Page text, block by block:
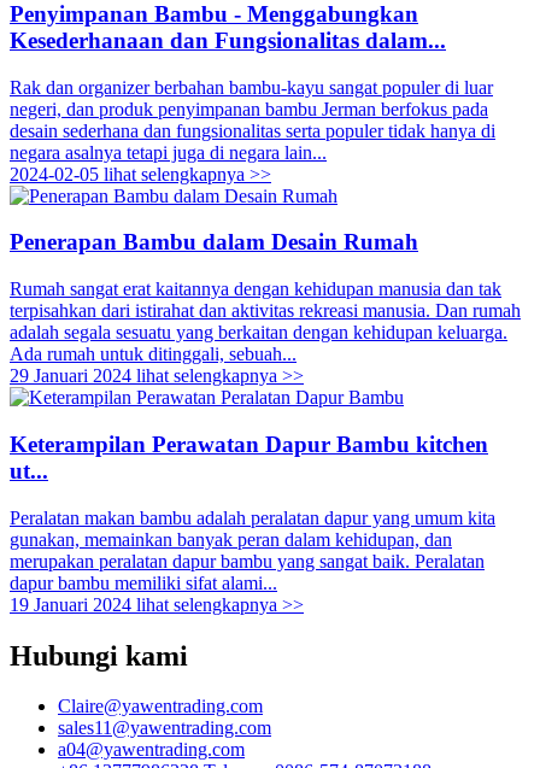
Penyimpanan Bambu - Menggabungkan
Kesederhanaan dan Fungsionalitas dalam...
Rak dan organizer berbahan bambu-kayu sangat populer di luar
negeri, dan produk penyimpanan bambu Jerman berfokus pada
desain sederhana dan fungsionalitas serta populer tidak hanya di
negara asalnya tetapi juga di negara lain...
2024-02-05 lihat selengkapnya >>
Penerapan Bambu dalam Desain Rumah
Rumah sangat erat kaitannya dengan kehidupan manusia dan tak
terpisahkan dari istirahat dan aktivitas rekreasi manusia. Dan rumah
adalah segala sesuatu yang berkaitan dengan kehidupan keluarga.
Ada rumah untuk ditinggali, sebuah...
29 Januari 2024 lihat selengkapnya >>
Keterampilan Perawatan Dapur Bambu kitchen
ut...
Peralatan makan bambu adalah peralatan dapur yang umum kita
gunakan, memainkan banyak peran dalam kehidupan, dan
merupakan peralatan dapur bambu yang sangat baik. Peralatan
dapur bambu memiliki sifat alami...
19 Januari 2024 lihat selengkapnya >>
Hubungi kami
Claire@yawentrading.com
sales11@yawentrading.com
a04@yawentrading.com